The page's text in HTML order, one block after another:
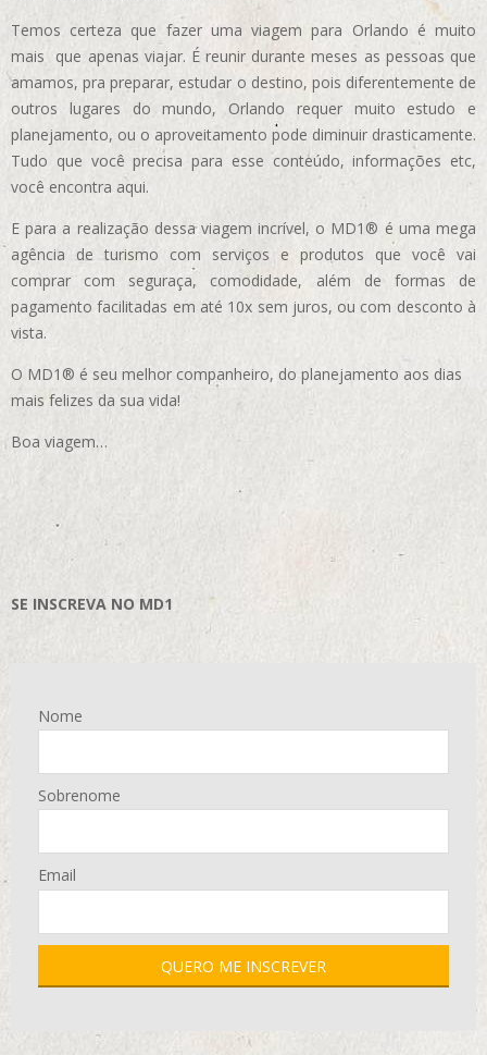
Temos certeza que fazer uma viagem para Orlando é muito
mais que apenas viajar. É reunir durante meses as pessoas que
amamos, pra preparar, estudar o destino, pois diferentemente de
outros lugares do mundo, Orlando requer muito estudo e
planejamento, ou o aproveitamento pode diminuir drasticamente.
Tudo que você precisa para esse conteúdo, informações etc,
você encontra aqui.
E para a realização dessa viagem incrível, o MD1® é uma mega
agência de turismo com serviços e produtos que você vai
comprar com seguraça, comodidade, além de formas de
pagamento facilitadas em até 10x sem juros, ou com desconto à
vista.
O MD1® é seu melhor companheiro, do planejamento aos dias
mais felizes da sua vida!
Boa viagem…
SE INSCREVA NO MD1
Nome
Sobrenome
Email